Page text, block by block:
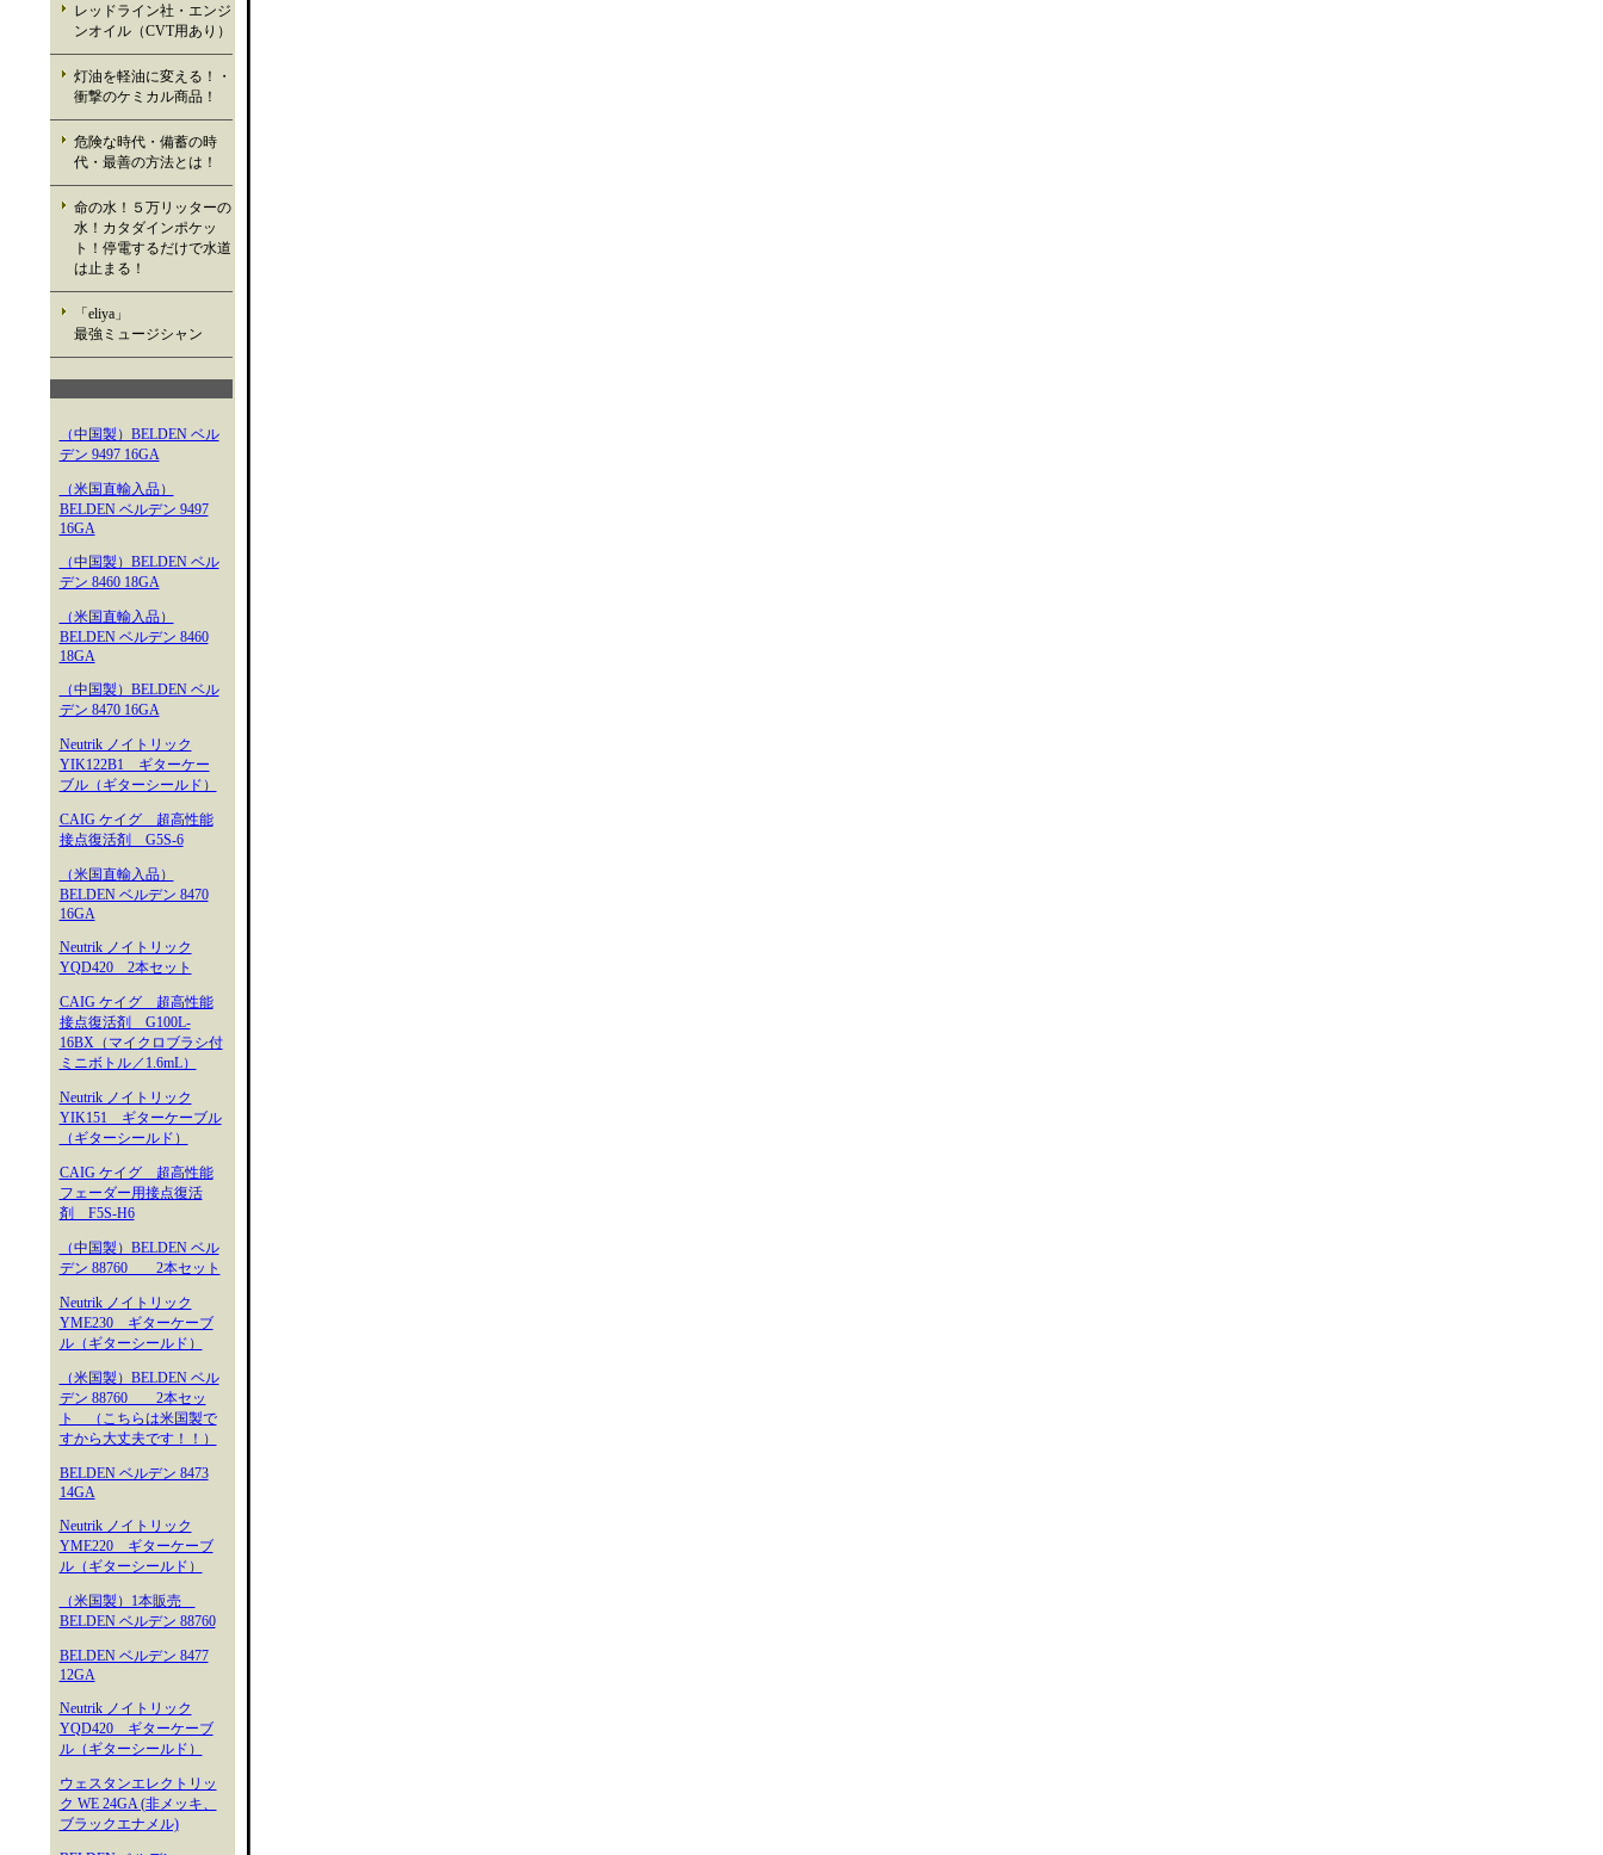
レッドライン社・エンジ
ンオイル（CVT用あり）
灯油を軽油に変える！・
衝撃のケミカル商品！
危険な時代・備蓄の時
代・最善の方法とは！
命の水！５万リッターの
水！カタダインポケッ
ト！停電するだけで水道
は止まる！
「eliya」
最強ミュージシャン
（中国製）BELDEN ベル
デン 9497 16GA
（米国直輸入品）
BELDEN ベルデン 9497
16GA
（中国製）BELDEN ベル
デン 8460 18GA
（米国直輸入品）
BELDEN ベルデン 8460
18GA
（中国製）BELDEN ベル
デン 8470 16GA
Neutrik ノイトリック
YIK122B1 ギターケー
ブル（ギターシールド）
CAIG ケイグ 超高性能
接点復活剤 G5S-6
（米国直輸入品）
BELDEN ベルデン 8470
16GA
Neutrik ノイトリック
YQD420 2本セット
CAIG ケイグ 超高性能
接点復活剤 G100L-
16BX（マイクロブラシ付
ミニボトル／1.6mL）
Neutrik ノイトリック
YIK151 ギターケーブル
（ギターシールド）
CAIG ケイグ 超高性能
フェーダー用接点復活
剤 F5S-H6
（中国製）BELDEN ベル
デン 88760 2本セット
Neutrik ノイトリック
YME230 ギターケーブ
ル（ギターシールド）
（米国製）BELDEN ベル
デン 88760 2本セッ
ト （こちらは米国製で
すから大丈夫です！！）
BELDEN ベルデン 8473
14GA
Neutrik ノイトリック
YME220 ギターケーブ
ル（ギターシールド）
（米国製）1本販売
BELDEN ベルデン 88760
BELDEN ベルデン 8477
12GA
Neutrik ノイトリック
YQD420 ギターケーブ
ル（ギターシールド）
ウェスタンエレクトリッ
ク WE 24GA (非メッキ、
ブラックエナメル)